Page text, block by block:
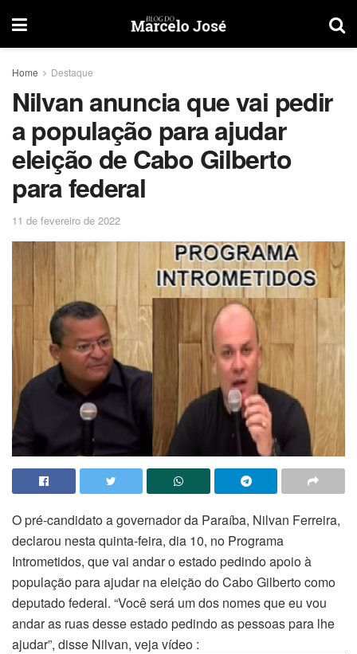
Home Destaque
Nilvan anuncia que vai pedir
a população para ajudar
eleição de Cabo Gilberto
para federal
11 de fevereiro de 2022
O pré-candidato a governador da Paraíba, Nilvan Ferreira,
declarou nesta quinta-feira, dia 10, no Programa
Intrometidos, que vai andar o estado pedindo apoio à
população para ajudar na eleição do Cabo Gilberto como
deputado federal. “Você será um dos nomes que eu vou
andar as ruas desse estado pedindo as pessoas para lhe
ajudar”, disse Nilvan, veja vídeo :